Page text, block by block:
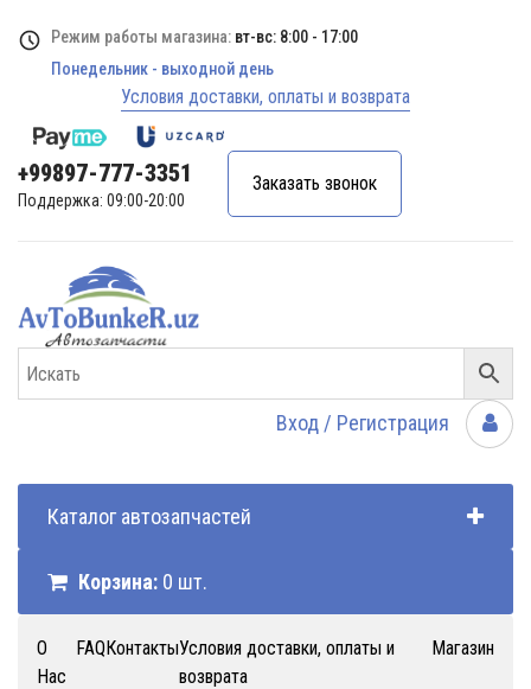
Режим работы магазина: вт-вс: 8:00 - 17:00
Понедельник - выходной день
Условия доставки, оплаты и возврата
+99897-777-3351
Поддержка: 09:00-20:00
Заказать звонок
Вход / Регистрация
Каталог автозапчастей
Корзина: 0 шт.
О
Нас
FAQКонтактыУсловия доставки, оплаты и
возврата
Магазин